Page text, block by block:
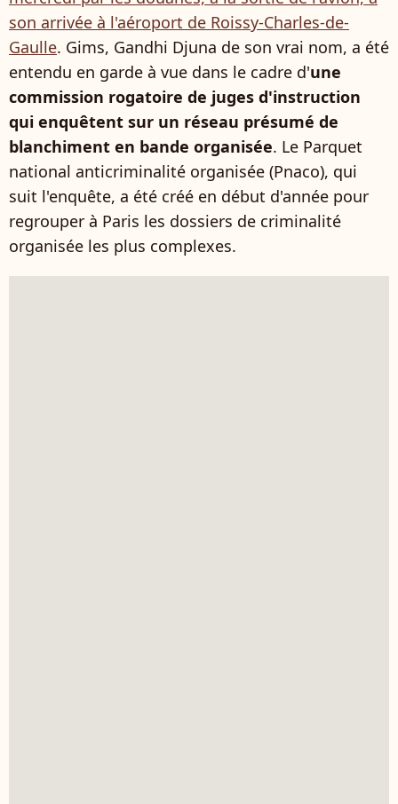
son arrivée à l'aéroport de Roissy-Charles-de-
Gaulle. Gims, Gandhi Djuna de son vrai nom, a été
entendu en garde à vue dans le cadre d'une
commission rogatoire de juges d'instruction
qui enquêtent sur un réseau présumé de
blanchiment en bande organisée. Le Parquet
national anticriminalité organisée (Pnaco), qui
suit l'enquête, a été créé en début d'année pour
regrouper à Paris les dossiers de criminalité
organisée les plus complexes.